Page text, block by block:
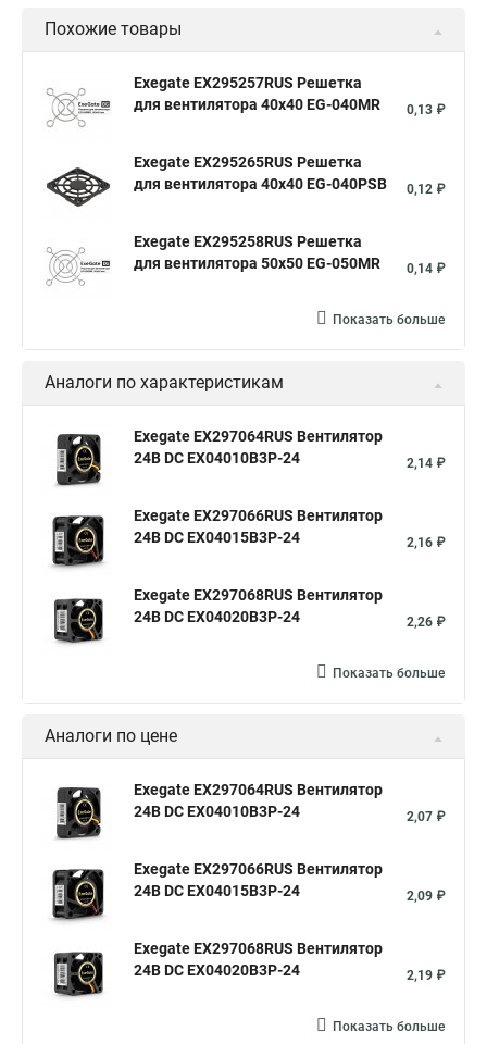
Похожие товары
Exegate EX295257RUS Решетка
для вентилятора 40x40 EG-040MR
0,13 ₽
Exegate EX295265RUS Решетка
для вентилятора 40x40 EG-040PSB
0,12 ₽
Exegate EX295258RUS Решетка
для вентилятора 50х50 EG-050MR
0,14 ₽
Показать больше
Аналоги по характеристикам
Exegate EX297064RUS Вентилятор
24В DC EX04010B3P-24
2,14 ₽
Exegate EX297066RUS Вентилятор
24В DC EX04015B3P-24
2,16 ₽
Exegate EX297068RUS Вентилятор
24В DC EX04020B3P-24
2,26 ₽
Показать больше
Аналоги по цене
Exegate EX297064RUS Вентилятор
24В DC EX04010B3P-24
2,07 ₽
Exegate EX297066RUS Вентилятор
24В DC EX04015B3P-24
2,09 ₽
Exegate EX297068RUS Вентилятор
24В DC EX04020B3P-24
2,19 ₽
Показать больше